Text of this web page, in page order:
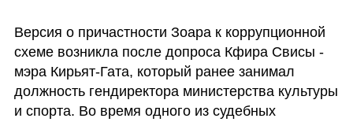
Версия о причастности Зоара к коррупционной
схеме возникла после допроса Кфира Свисы -
мэра Кирьят-Гата, который ранее занимал
должность гендиректора министерства культуры
и спорта. Во время одного из судебных